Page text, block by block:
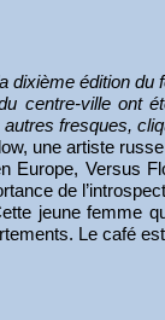
dixième édition
centre-ville ont
fresques,
une artiste
Europe, Versus
de
jeune femme
Le café